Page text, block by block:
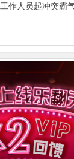
工作人员起冲突霸
老公来买单【365